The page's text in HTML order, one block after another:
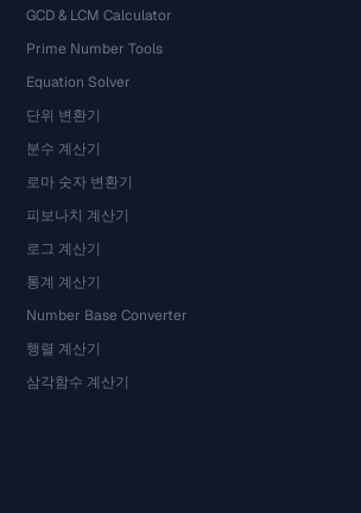
GCD & LCM Calculator
Prime Number Tools
Equation Solver
단위 변환기
분수 계산기
로마 숫자 변환기
피보나치 계산기
로그 계산기
통계 계산기
Number Base Converter
행렬 계산기
삼각함수 계산기